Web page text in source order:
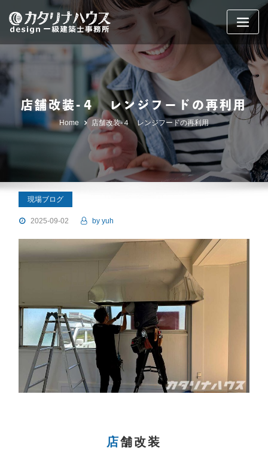
content
店舗改装-４ レンジフードの再利用
Home 店舗改装-４ レンジフードの再利用
現場ブログ
2025-09-02 by yuh
店舗改装